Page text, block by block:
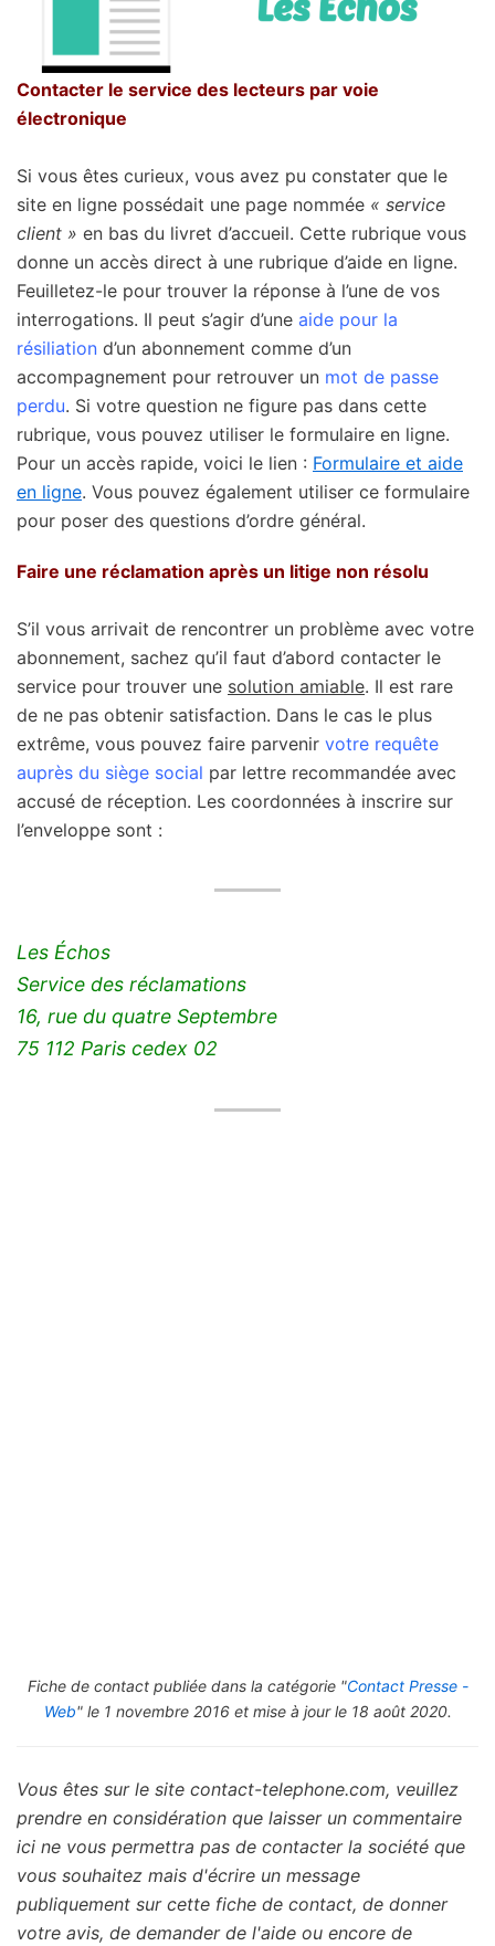
Contacter le service des lecteurs par voie
électronique
Si vous êtes curieux, vous avez pu constater que le
site en ligne possédait une page nommée « service
client » en bas du livret d’accueil. Cette rubrique vous
donne un accès direct à une rubrique d’aide en ligne.
Feuilletez-le pour trouver la réponse à l’une de vos
interrogations. Il peut s’agir d’une aide pour la
résiliation d’un abonnement comme d’un
accompagnement pour retrouver un mot de passe
perdu. Si votre question ne figure pas dans cette
rubrique, vous pouvez utiliser le formulaire en ligne.
Pour un accès rapide, voici le lien : Formulaire et aide
en ligne. Vous pouvez également utiliser ce formulaire
pour poser des questions d’ordre général.
Faire une réclamation après un litige non résolu
S’il vous arrivait de rencontrer un problème avec votre
abonnement, sachez qu’il faut d’abord contacter le
service pour trouver une solution amiable. Il est rare
de ne pas obtenir satisfaction. Dans le cas le plus
extrême, vous pouvez faire parvenir votre requête
auprès du siège social par lettre recommandée avec
accusé de réception. Les coordonnées à inscrire sur
l’enveloppe sont :
Les Échos
Service des réclamations
16, rue du quatre Septembre
75 112 Paris cedex 02
Fiche de contact publiée dans la catégorie "Contact Presse -
Web" le 1 novembre 2016 et mise à jour le 18 août 2020.
Vous êtes sur le site contact-telephone.com, veuillez
prendre en considération que laisser un commentaire
ici ne vous permettra pas de contacter la société que
vous souhaitez mais d'écrire un message
publiquement sur cette fiche de contact, de donner
votre avis, de demander de l'aide ou encore de